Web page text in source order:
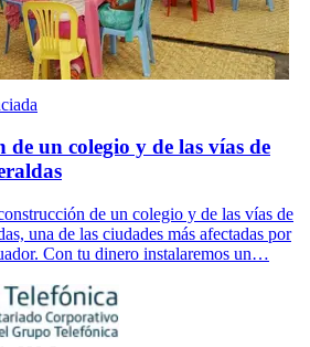
de un colegio y de las vías de
de un colegio y de las vías de
una de las ciudades más afectadas por
Con tu dinero instalaremos un…